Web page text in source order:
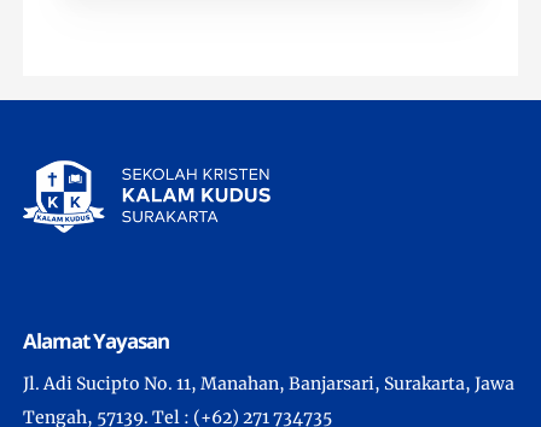
Alamat Yayasan
Jl. Adi Sucipto No. 11, Manahan, Banjarsari, Surakarta, Jawa
Tengah, 57139. Tel : (+62) 271 734735